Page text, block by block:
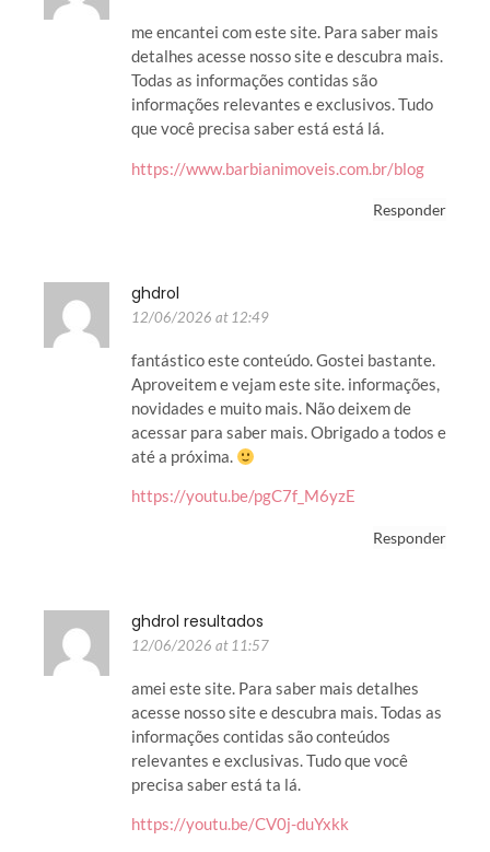
me encantei com este site. Para saber mais
detalhes acesse nosso site e descubra mais.
Todas as informações contidas são
informações relevantes e exclusivos. Tudo
que você precisa saber está está lá.
https://www.barbianimoveis.com.br/blog
Responder
ghdrol
12/06/2026 at 12:49
fantástico este conteúdo. Gostei bastante.
Aproveitem e vejam este site. informações,
novidades e muito mais. Não deixem de
acessar para saber mais. Obrigado a todos e
até a próxima.
https://youtu.be/pgC7f_M6yzE
Responder
ghdrol resultados
12/06/2026 at 11:57
amei este site. Para saber mais detalhes
acesse nosso site e descubra mais. Todas as
informações contidas são conteúdos
relevantes e exclusivas. Tudo que você
precisa saber está ta lá.
https://youtu.be/CV0j-duYxkk